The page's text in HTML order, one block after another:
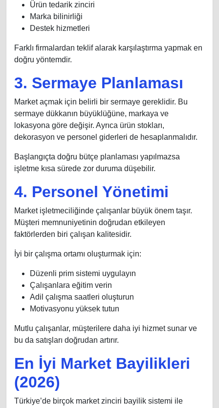
Ürün tedarik zinciri
Marka bilinirliği
Destek hizmetleri
Farklı firmalardan teklif alarak karşılaştırma yapmak en
doğru yöntemdir.
3. Sermaye Planlaması
Market açmak için belirli bir sermaye gereklidir. Bu
sermaye dükkanın büyüklüğüne, markaya ve
lokasyona göre değişir. Ayrıca ürün stokları,
dekorasyon ve personel giderleri de hesaplanmalıdır.
Başlangıçta doğru bütçe planlaması yapılmazsa
işletme kısa sürede zor duruma düşebilir.
4. Personel Yönetimi
Market işletmeciliğinde çalışanlar büyük önem taşır.
Müşteri memnuniyetinin doğrudan etkileyen
faktörlerden biri çalışan kalitesidir.
İyi bir çalışma ortamı oluşturmak için:
Düzenli prim sistemi uygulayın
Çalışanlara eğitim verin
Adil çalışma saatleri oluşturun
Motivasyonu yüksek tutun
Mutlu çalışanlar, müşterilere daha iyi hizmet sunar ve
bu da satışları doğrudan artırır.
En İyi Market Bayilikleri
(2026)
Türkiye’de birçok market zinciri bayilik sistemi ile